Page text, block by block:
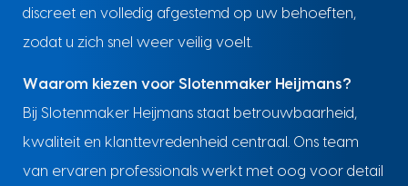
discreet en volledig afgestemd op uw behoeften,
zodat u zich snel weer veilig voelt.
Waarom kiezen voor Slotenmaker Heijmans?
Bij Slotenmaker Heijmans staat betrouwbaarheid,
kwaliteit en klanttevredenheid centraal. Ons team
van ervaren professionals werkt met oog voor detail